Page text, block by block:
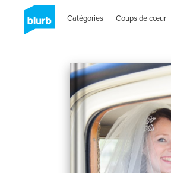
Catégories Coups de cœur